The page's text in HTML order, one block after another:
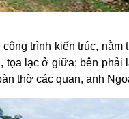
trình kiến trúc,
lạc ở giữa; bên phải
thờ các quan, anh